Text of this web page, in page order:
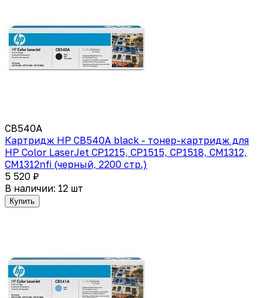
CB540A
Картридж HP CB540A black - тонер-картридж для
HP Color LaserJet CP1215, CP1515, CP1518, CM1312,
CM1312nfi (черный, 2200 стр.)
5 520 ₽
В наличии: 12 шт
Купить